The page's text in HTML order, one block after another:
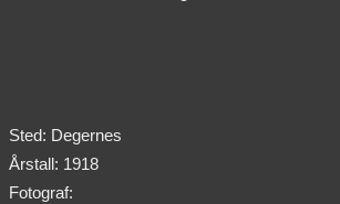
Sted: Degernes
Årstall: 1918
Fotograf: